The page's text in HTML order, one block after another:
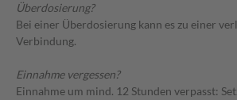
Überdosierung?
Bei einer Überdosierung kann es zu einer
Verbindung.
Einnahme vergessen?
Einnahme um mind. 12 Stunden verpasst: